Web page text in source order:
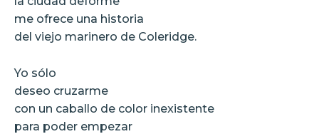
me ofrece una historia
del viejo marinero de Coleridge.
Yo sólo
deseo cruzarme
con un caballo de color inexistente
para poder empezar